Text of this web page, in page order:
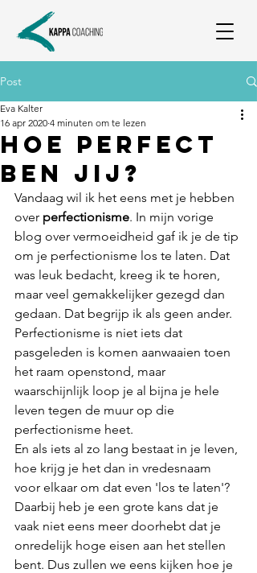
Post
Hoe perfect
ben jij?
Eva Kalter
16 apr 2020 4 minuten om te lezen
Vandaag wil ik het eens met je hebben
over perfectionisme. In mijn vorige
blog over vermoeidheid gaf ik je de tip
om je perfectionisme los te laten. Dat
was leuk bedacht, kreeg ik te horen,
maar veel gemakkelijker gezegd dan
gedaan. Dat begrijp ik als geen ander.
Perfectionisme is niet iets dat
pasgeleden is komen aanwaaien toen
het raam openstond, maar
waarschijnlijk loop je al bijna je hele
leven tegen de muur op die
perfectionisme heet.
En als iets al zo lang bestaat in je leven,
hoe krijg je het dan in vredesnaam
voor elkaar om dat even 'los te laten'?
Daarbij heb je een grote kans dat je
vaak niet eens meer doorhebt dat je
onredelijk hoge eisen aan het stellen
bent. Dus zullen we eens kijken hoe je